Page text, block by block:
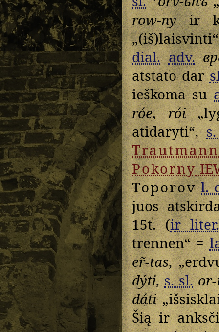
row-nyir
dial. adv.
atstato dar
ieškoma su
róe,rói
atidaryti“,
Trautmann
Pokorny
Toporov l.
juos
15t. (ir liter.
trennen“ =
er̃-tas,
dýti,s. sl.
dáti
Šią ir